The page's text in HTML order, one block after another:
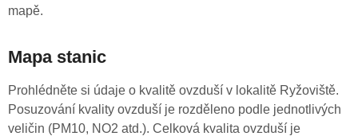
mapě.
Mapa stanic
Prohlédněte si údaje o kvalitě ovzduší v lokalitě Ryžoviště.
Posuzování kvality ovzduší je rozděleno podle jednotlivých
veličin (PM10, NO2 atd.). Celková kvalita ovzduší je